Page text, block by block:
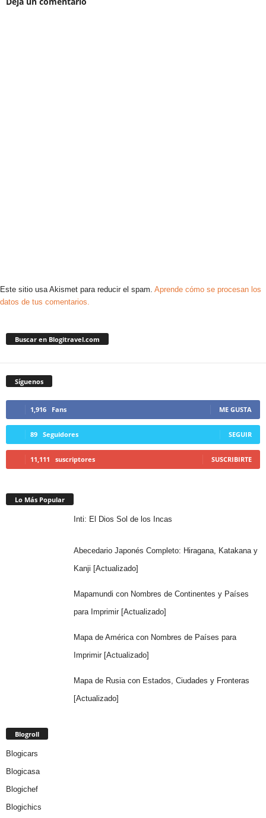
Este sitio usa Akismet para reducir el spam. Aprende cómo se procesan los
datos de tus comentarios.
Buscar en Blogitravel.com
Síguenos
1,916 Fans ME GUSTA
89 Seguidores SEGUIR
11,111 suscriptores SUSCRIBIRTE
Lo Más Popular
Inti: El Dios Sol de los Incas
Abecedario Japonés Completo: Hiragana, Katakana y
Kanji [Actualizado]
Mapamundi con Nombres de Continentes y Países
para Imprimir [Actualizado]
Mapa de América con Nombres de Países para
Imprimir [Actualizado]
Mapa de Rusia con Estados, Ciudades y Fronteras
[Actualizado]
Blogroll
Blogicars
Blogicasa
Blogichef
Blogichics